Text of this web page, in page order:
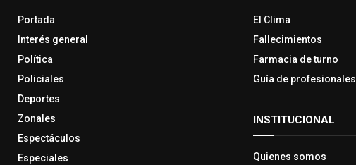
Portada
Interés general
Política
Policiales
Deportes
Zonales
Espectáculos
Especiales
El Clima
Fallecimientos
Farmacia de turno
Guía de profesionales
INSTITUCIONAL
Quienes somos